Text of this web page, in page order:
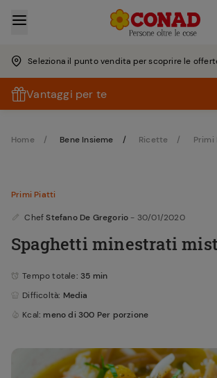
Seleziona il punto vendita per scoprire le
Vantaggi per te
Home Bene Insieme Ricette Primi
Primi Piatti
Chef Stefano De Gregorio - 30/01/2020
Spaghetti minestrati
Tempo totale: 35 min
Difficoltà: Media
Kcal: meno di 300 Per porzione